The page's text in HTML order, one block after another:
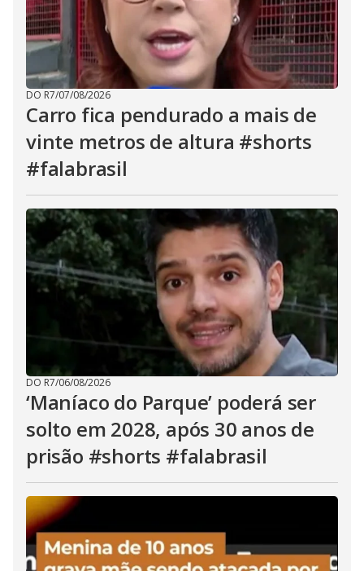
DO R7/07/08/2026
Carro fica pendurado a mais de
vinte metros de altura #shorts
#falabrasil
DO R7/06/08/2026
‘Maníaco do Parque’ poderá ser
solto em 2028, após 30 anos de
prisão #shorts #falabrasil